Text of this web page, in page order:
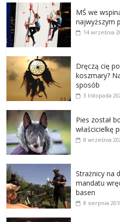
MŚ we
najwyższym
14 września
Dręczą cię
koszmary?
sposób
3 listopada
Pies został
właścicielkę
8 września
Strażnicy na
mandatu
basen
8 sierpnia